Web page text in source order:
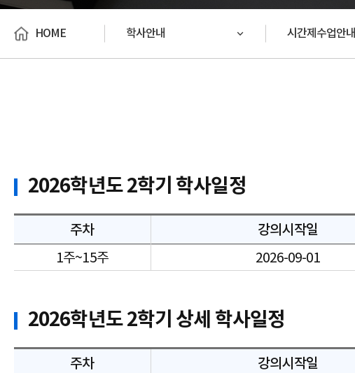
HOME 학사안내 시간제수업안내
2026학년도 2학기 학사일정
주차 강의시작일
1주~15주 2026-09-01
2026학년도 2학기 상세 학사일정
주차 강의시작일